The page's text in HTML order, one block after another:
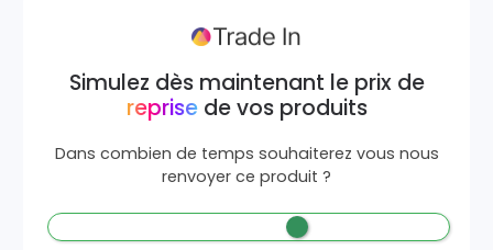
Simulez dès maintenant le prix de
reprisede vos produits
Dans combien de temps souhaiterez vous nous
renvoyer ce produit ?